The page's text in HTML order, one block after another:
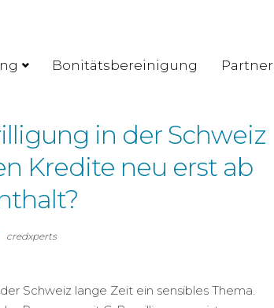
Bonitätsbereinigung Partner
in der Schweiz
Kredite neu erst ab
credxperts
Schweiz lange Zeit ein sensibles Thema.